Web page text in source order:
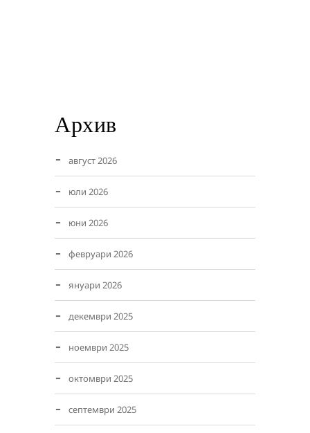
Архив
август 2026
юли 2026
юни 2026
февруари 2026
януари 2026
декември 2025
ноември 2025
октомври 2025
септември 2025